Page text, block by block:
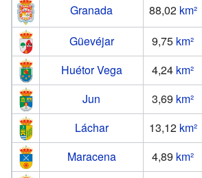
Granada
88,02 km²
Güevéjar
9,75 km²
Huétor Vega
4,24 km²
Jun
3,69 km²
Láchar
13,12 km²
Maracena
4,89 km²